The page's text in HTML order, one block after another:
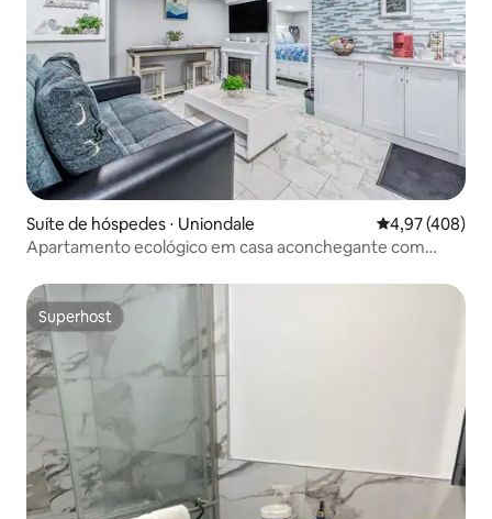
Suíte de hóspedes ⋅ Uniondale 4,97 de uma
4,97 (408)
Apartamento ecológico em casa aconchegante com
Superhost
Superhost